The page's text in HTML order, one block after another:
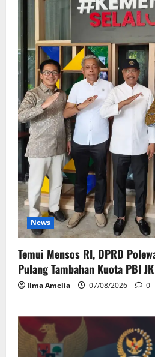
News
Temui Mensos RI, DPRD
Pulang Tambahan Kuota PBI JK
Ilma Amelia 07/08/2026 0